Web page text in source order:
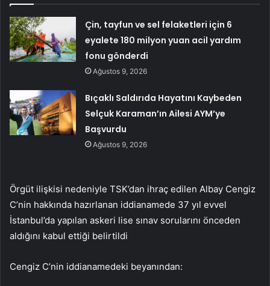
Çin, tayfun ve sel felaketleri için 6
eyalete 180 milyon yuan acil yardım
fonu gönderdi
Ağustos 9, 2026
Bıçaklı Saldırıda Hayatını Kaybeden
Selçuk Karaman’ın Ailesi AYM’ye
Başvurdu
Ağustos 9, 2026
Örgüt ilişkisi nedeniyle TSK’dan ihraç edilen Albay Cengiz
C’nin hakkında hazırlanan iddianamede 37 yıl evvel
İstanbul’da yapılan askeri lise sınav sorularını önceden
aldığını kabul ettiği belirtildi
Cengiz C’nin iddianamedeki beyanından: